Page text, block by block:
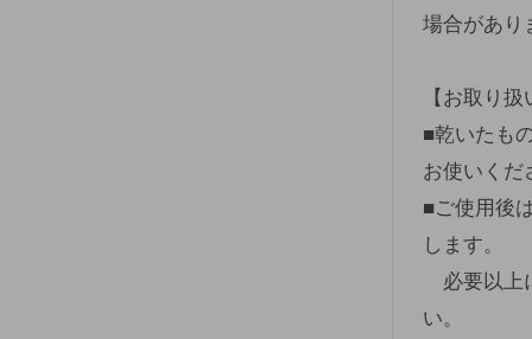
場合があり
【お取り
■乾いたも
お使いくだ
■ご使用後
します。
必要以上
い。